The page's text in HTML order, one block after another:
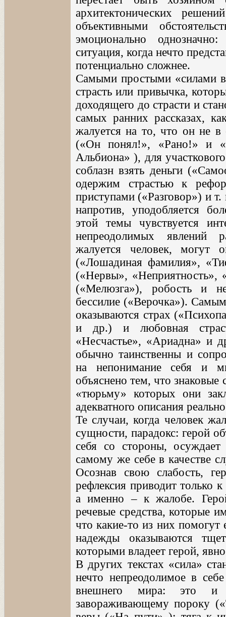
архитектонических
объективными
эмоционально
ситуация, когда нечто
потенциально сложнее.
Самыми простыми «силами в
страсть или привычка,
доходящего до страсти и
самых ранних рассказах,
жалуется на то, что он не в
(«Он понял!», «Рано!» и
Альбиона» ), для
соблазн взять деньги
одержим страстью к
приступами («Разговор») и
напротив, уподобляется
этой темы чувствуется
непреодолимых явлений
жалуется человек, могут
(«Лошадиная фамилия»,
(«Нервы», «Неприятность»,
(«Мелюзга»), робость и
бессилие («Верочка»).
оказываются страх
и др.) и любовная
«Несчастье», «Ариадна» и
обычно таинственны и
на непонимание себя и
объяснено тем, что
«тюрьму» которых они
адекватного описания
Те случаи, когда человек
сущности, парадокс: герой
себя со стороны, осуждает
самому же себе в качестве
Осознав свою слабость,
рефлексия приводит только
а именно – к жалобе.
речевые средства, которые
что какие-то из них
надежды оказываются
которыми владеет герой,
В других текстах «сила»
нечто непреодолимое в
внешнего мира: это
завораживающему пороку